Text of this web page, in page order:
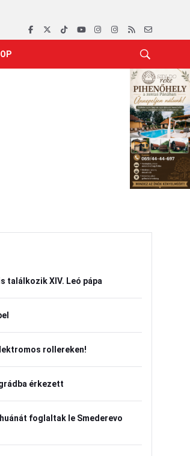
találkozik XIV. Leó pápa
rollereken!
érkezett
foglaltak le Smederevo